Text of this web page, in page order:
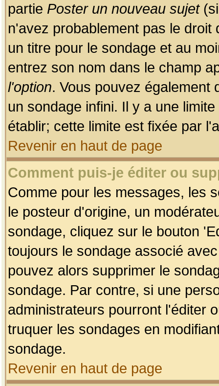
partie Poster un nouveau sujet(si
n'avez probablement pas le
un titre pour le sondage et au
entrez son nom dans le champ
l'option. Vous pouvez également
un sondage infini. Il y a une
établir; cette limite est fixée par
Revenir en haut de page
Comment puis-je éditer ou
Comme pour les messages, les
le posteur d'origine, un
sondage, cliquez sur le bouton
toujours le sondage associé
pouvez alors supprimer le
sondage. Par contre, si une
administrateurs pourront l'éditer
truquer les sondages en
sondage.
Revenir en haut de page